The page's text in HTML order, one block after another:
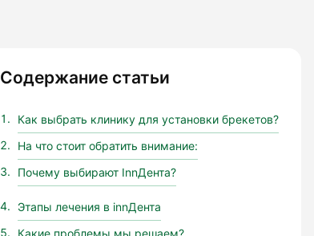
Содержание статьи
Как выбрать клинику для установки брекетов?
На что стоит обратить внимание:
Почему выбирают InnДента?
Этапы лечения в innДента
Какие проблемы мы решаем?